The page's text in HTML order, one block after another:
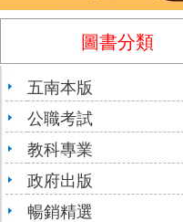
圖書分類
五南本版
公職考試
教科專業
政府出版
暢銷精選